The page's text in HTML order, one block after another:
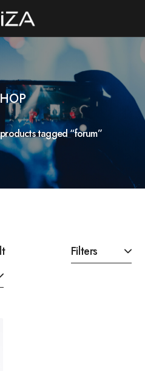
products tagged “forum”
Filters